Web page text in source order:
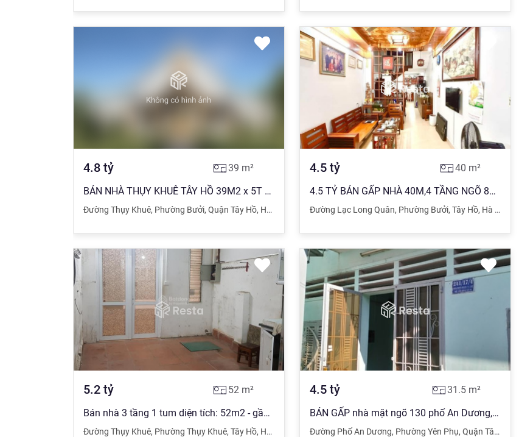
4.8 tỷ 39 m²
BÁN NHÀ THỤY KHUÊ TÂY HỒ 39M2 x 5T NGÕ RỘNG THẲNG GẦN PHỐ GIÁ 4,85 TỶ SỔ VUÔNG ĐẸP
Đường Thụy Khuê, Phường Bưởi, Quận Tây Hồ, Hà Nội
4.5 tỷ 40 m²
4.5 TỶ BÁN GẤP NHÀ 40M,4 TẦNG NGÕ 89 LẠC LONG QUÂN,TÂY HỒ,GẦN PHỐ,TẶNG NỘI THẤT,Ô TÔ
Đường Lạc Long Quân, Phường Bưởi, Tây Hồ, Hà Nội
5.2 tỷ 52 m²
Bán nhà 3 tầng 1 tum diện tích: 52m2 - gần chợ, trường, bệnh viện - cách mặt đường Thụy Khuê 30m
Đường Thụy Khuê, Phường Thụy Khuê, Tây Hồ, Hà Nội
4.5 tỷ 31.5m²
BÁN GẤP nhà mặt ngõ 130 phố An Dương, ôtô đỗ cửa, xây mới siêu đẹp
Đường Phố An Dương, Phường Yên Phụ, Quận Tây Hồ